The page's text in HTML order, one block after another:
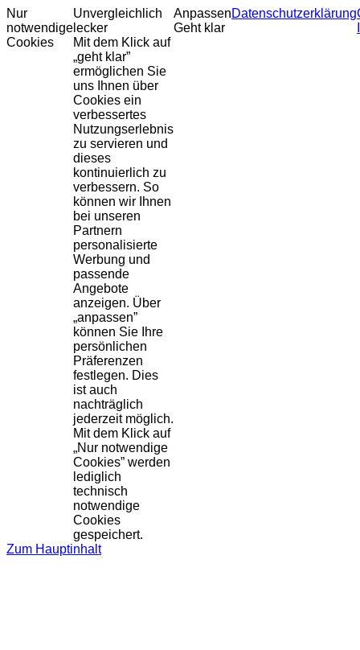
Nur
notwendige
Cookies
Unvergleichlich
lecker
Mit dem Klick auf
„geht klar”
ermöglichen Sie
uns Ihnen über
Cookies ein
verbessertes
Nutzungserlebnis
zu servieren und
dieses
kontinuierlich zu
verbessern. So
können wir Ihnen
bei unseren
Partnern
personalisierte
Werbung und
passende
Angebote
anzeigen. Über
„anpassen”
können Sie Ihre
persönlichen
Präferenzen
festlegen. Dies
ist auch
nachträglich
jederzeit möglich.
Mit dem Klick auf
„Nur notwendige
Cookies” werden
lediglich
technisch
notwendige
Cookies
gespeichert.
Anpassen
Geht klar
Datenschutzerklärung
Zum Hauptinhalt